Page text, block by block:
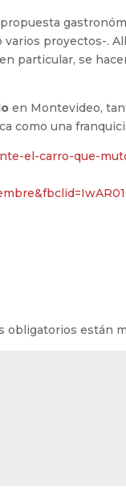
proyectos-.
particular, se
en Montevideo,
como una
el-carro-que-
obligatorios están